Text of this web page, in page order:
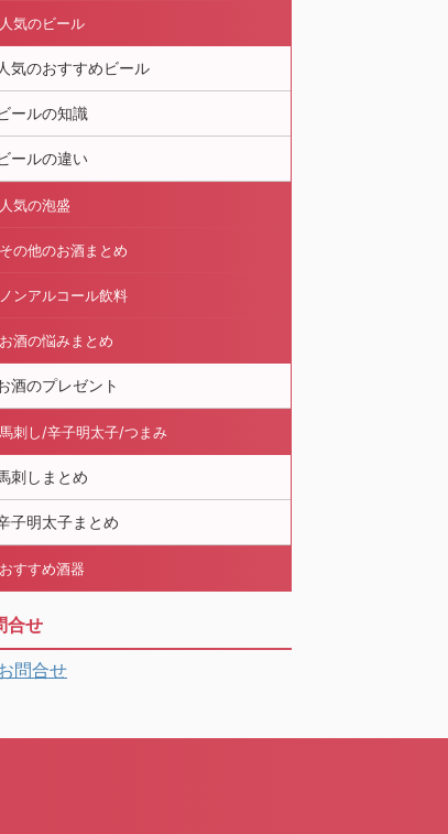
人気のビール
人気のおすすめビール
ールの知識
ールの違い
人気の泡盛
その他のお酒まとめ
ノンアルコール飲料
お酒の悩みまとめ
酒のプレゼント
馬刺し/辛子明太子/つまみ
刺しまとめ
子明太子まとめ
おすすめ酒器
合せ
問合せ